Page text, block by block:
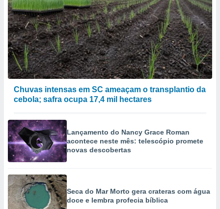
Chuvas intensas em SC ameaçam o transplantio da
cebola; safra ocupa 17,4 mil hectares
Lançamento do Nancy Grace Roman
acontece neste mês: telescópio promete
novas descobertas
Seca do Mar Morto gera crateras com água
doce e lembra profecia bíblica